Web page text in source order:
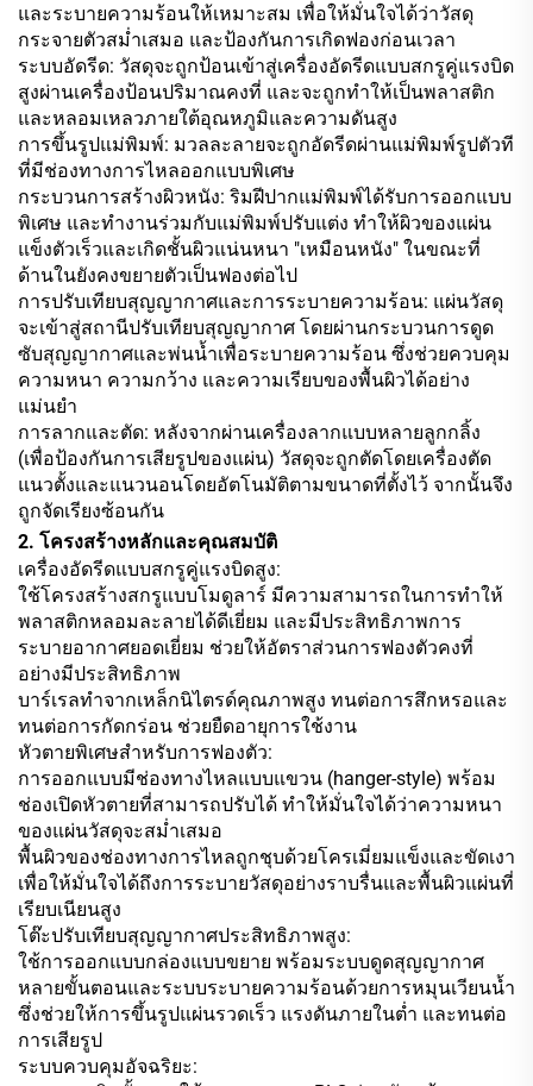
และระบายความร้อนให้เหมาะสม เพื่อให้มั่นใจได้ว่าวัสดุ
กระจายตัวสม่ำเสมอ และป้องกันการเกิดฟองก่อนเวลา
ระบบอัดรีด: วัสดุจะถูกป้อนเข้าสู่เครื่องอัดรีดแบบสกรูคู่แรงบิด
สูงผ่านเครื่องป้อนปริมาณคงที่ และจะถูกทำให้เป็นพลาสติก
และหลอมเหลวภายใต้อุณหภูมิและความดันสูง
การขึ้นรูปแม่พิมพ์: มวลละลายจะถูกอัดรีดผ่านแม่พิมพ์รูปตัวที
ที่มีช่องทางการไหลออกแบบพิเศษ
กระบวนการสร้างผิวหนัง: ริมฝีปากแม่พิมพ์ได้รับการออกแบบ
พิเศษ และทำงานร่วมกับแม่พิมพ์ปรับแต่ง ทำให้ผิวของแผ่น
แข็งตัวเร็วและเกิดชั้นผิวแน่นหนา "เหมือนหนัง" ในขณะที่
ด้านในยังคงขยายตัวเป็นฟองต่อไป
การปรับเทียบสุญญากาศและการระบายความร้อน: แผ่นวัสดุ
จะเข้าสู่สถานีปรับเทียบสุญญากาศ โดยผ่านกระบวนการดูด
ซับสุญญากาศและพ่นน้ำเพื่อระบายความร้อน ซึ่งช่วยควบคุม
ความหนา ความกว้าง และความเรียบของพื้นผิวได้อย่าง
แม่นยำ
การลากและตัด: หลังจากผ่านเครื่องลากแบบหลายลูกกลิ้ง
(เพื่อป้องกันการเสียรูปของแผ่น) วัสดุจะถูกตัดโดยเครื่องตัด
แนวตั้งและแนวนอนโดยอัตโนมัติตามขนาดที่ตั้งไว้ จากนั้นจึง
ถูกจัดเรียงซ้อนกัน
2. โครงสร้างหลักและคุณสมบัติ
เครื่องอัดรีดแบบสกรูคู่แรงบิดสูง:
ใช้โครงสร้างสกรูแบบโมดูลาร์ มีความสามารถในการทำให้
พลาสติกหลอมละลายได้ดีเยี่ยม และมีประสิทธิภาพการ
ระบายอากาศยอดเยี่ยม ช่วยให้อัตราส่วนการฟองตัวคงที่
อย่างมีประสิทธิภาพ
บาร์เรลทำจากเหล็กนิไตรด์คุณภาพสูง ทนต่อการสึกหรอและ
ทนต่อการกัดกร่อน ช่วยยืดอายุการใช้งาน
หัวตายพิเศษสำหรับการฟองตัว:
การออกแบบมีช่องทางไหลแบบแขวน (hanger-style) พร้อม
ช่องเปิดหัวตายที่สามารถปรับได้ ทำให้มั่นใจได้ว่าความหนา
ของแผ่นวัสดุจะสม่ำเสมอ
พื้นผิวของช่องทางการไหลถูกชุบด้วยโครเมี่ยมแข็งและขัดเงา
เพื่อให้มั่นใจได้ถึงการระบายวัสดุอย่างราบรื่นและพื้นผิวแผ่นที่
เรียบเนียนสูง
โต๊ะปรับเทียบสุญญากาศประสิทธิภาพสูง:
ใช้การออกแบบกล่องแบบขยาย พร้อมระบบดูดสุญญากาศ
หลายขั้นตอนและระบบระบายความร้อนด้วยการหมุนเวียนน้ำ
ซึ่งช่วยให้การขึ้นรูปแผ่นรวดเร็ว แรงดันภายในต่ำ และทนต่อ
การเสียรูป
ระบบควบคุมอัจฉริยะ: